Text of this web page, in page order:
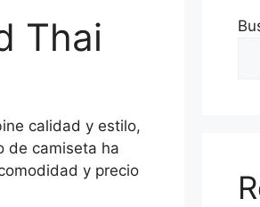
Thai
calidad y estilo,
de camiseta ha
y precio